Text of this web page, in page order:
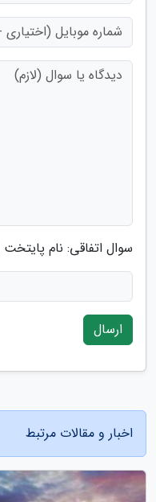
سوال اتفاقی: نام
ارسال
اخبار و مقالات مرتبط